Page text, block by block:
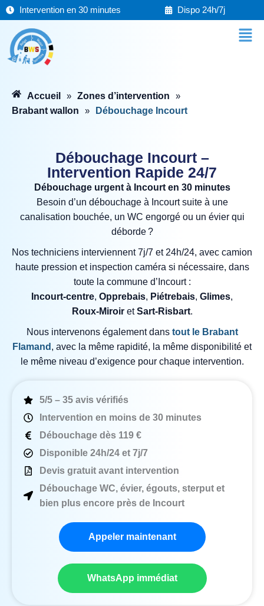
Aller
au
contenu
Intervention en 30 minutes Dispo 24h/7j
Menu
Accueil » Zones d’intervention »
Brabant wallon » Débouchage Incourt
Débouchage Incourt –
Intervention Rapide 24/7
Débouchage urgent à Incourt en 30 minutes
Besoin d’un débouchage à Incourt suite à une
canalisation bouchée, un WC engorgé ou un évier qui
déborde ?
Nos techniciens interviennent 7j/7 et 24h/24, avec camion
haute pression et inspection caméra si nécessaire, dans
toute la commune d’Incourt :
Incourt‑centre, Opprebais, Piétrebais, Glimes,
Roux‑MiroiretSart‑Risbart.
Nous intervenons également dans tout le Brabant
Flamand , avec la même rapidité, la même disponibilité et
le même niveau d’exigence pour chaque intervention.
5/5 – 35 avis vérifiés
Intervention en moins de 30 minutes
Débouchage dès 119 €
Disponible 24h/24 et 7j/7
Devis gratuit avant intervention
Débouchage WC, évier, égouts, sterput et
bien plus encore près de Incourt
Appeler maintenant
WhatsApp immédiat